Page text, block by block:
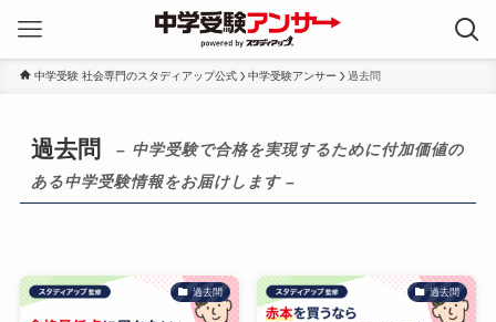
中学受験 社会専門のスタディアップ公式 中学受験アンサー 過去問
過去問
– 中学受験で合格を実現するために付加価値の
ある中学受験情報をお届けします –
過去問 過去問